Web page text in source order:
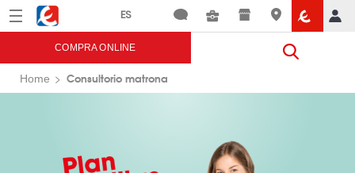
Menú Eroski
COMPRA ONLINE
Home Consultorio matrona